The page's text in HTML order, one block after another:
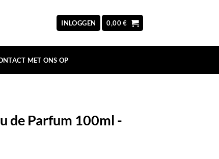
INLOGGEN 0,00€
MET ONS OP
de Parfum 100ml -